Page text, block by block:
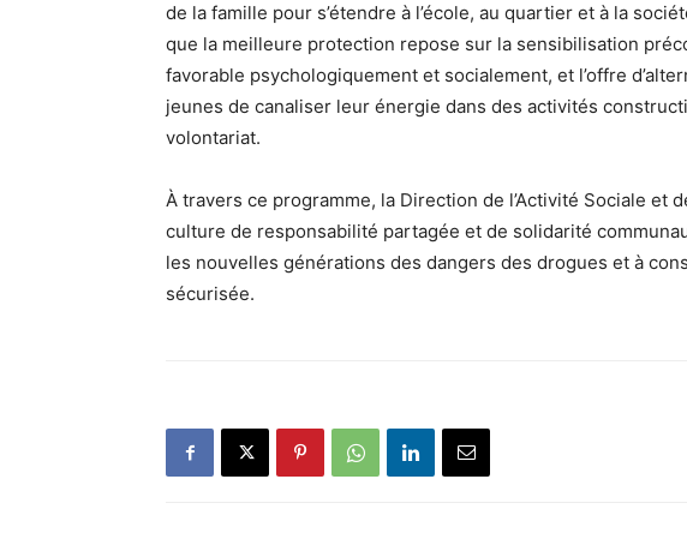
de la famille pour s’étendre à l’école, au quartier et à la
que la meilleure protection repose sur la sensibilisation
favorable psychologiquement et socialement, et l’offre
jeunes de canaliser leur énergie dans des activités
volontariat.
À travers ce programme, la Direction de l’Activité Sociale et
culture de responsabilité partagée et de solidarité
les nouvelles générations des dangers des drogues et à
sécurisée.